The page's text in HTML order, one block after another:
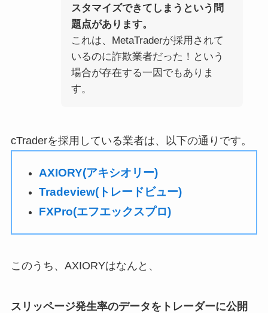
スタマイズできてしまうという問
題点があります。
これは、MetaTraderが採用されて
いるのに詐欺業者だった！という
場合が存在する一因でもありま
す。
cTraderを採用している業者は、以下の通りです。
AXIORY(アキシオリー)
Tradeview(トレードビュー)
FXPro(エフエックスプロ)
このうち、AXIORYはなんと、
スリッページ発生率のデータをトレーダーに公開